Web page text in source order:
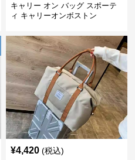
キャリー オン バッグ スポーテ
ィ キャリーオンボストン
¥4,420 (税込)